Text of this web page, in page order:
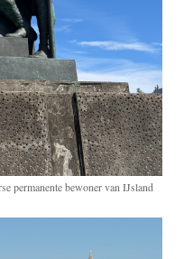
permanente bewoner van IJsland